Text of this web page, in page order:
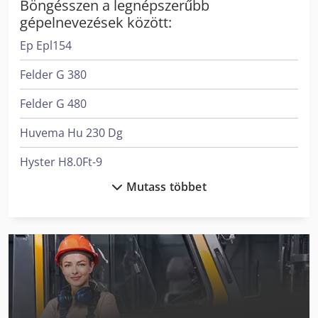
Böngésszen a legnépszerűbb
gépelnevezések között:
Ep Epl154
Felder G 380
Felder G 480
Huvema Hu 230 Dg
Hyster H8.0Ft-9
Lagun L 2000
Lagun L 850
Man L 2000
Mutass többet